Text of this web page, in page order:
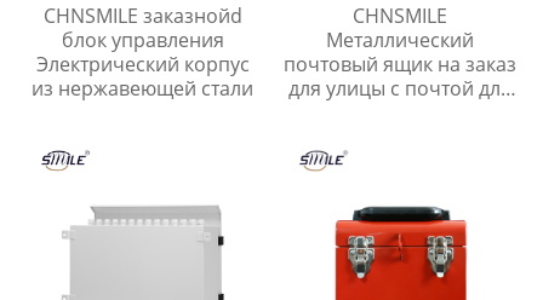
CHNSMILE заказнойd
блок управления
Электрический корпус
из нержавеющей стали
CHNSMILE
Металлический
почтовый ящик на заказ
для улицы с почтой для